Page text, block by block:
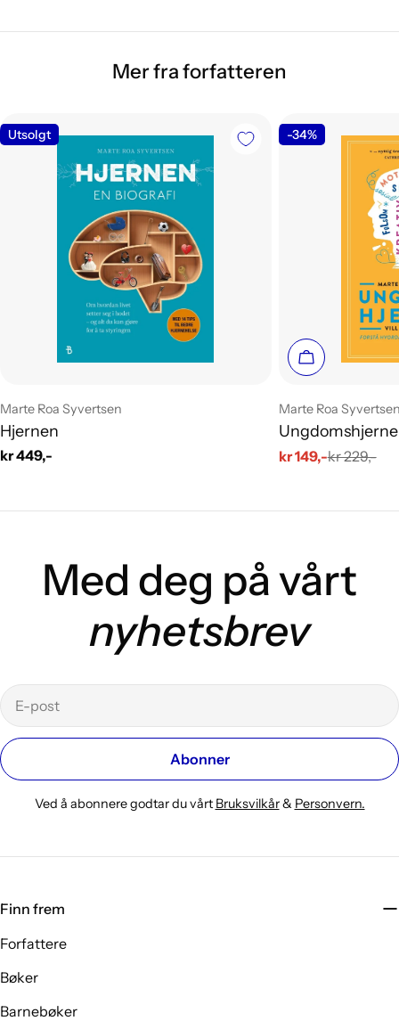
Mer fra forfatteren
Utsolgt
Leverandør:
Marte Roa Syvertsen
Hjernen
Vanlig
kr 449,-
-34%
Legg i
Leverandør:
Marte Roa
Salgs
kr 149,-
Vanlig kr 229,-
Med deg på vårt
nyhetsbrev
E-
post
Abonner
Ved å abonnere godtar du vårt Bruksvilkår& Personvern.
Finn frem
Forfattere
Bøker
Barnebøker